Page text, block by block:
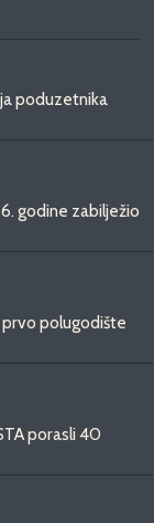
poduzetnika
godine zabilježio
polugodište
porasli 40